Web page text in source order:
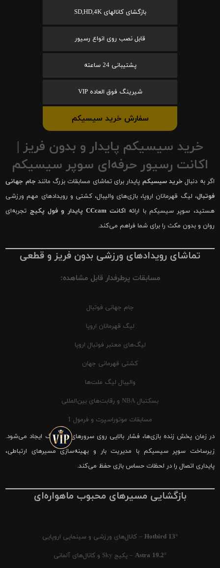
بازگشای کانالهای SD,HD,4K
قابل نصب روی انواع رسیور
پشتیبانی 24 ساعته
شیرینگ فوق العاده VIP
سفارش خرید سیسیکم
خرید سیسیکم پایدار و بدون فریز |
اکانت رسیور حرفه‌ای سوپر سیسیکم
اگر به دنبال خرید سیسیکم پایدار برای تماشای مسابقات بزرگ مانند جام جهانی
فوتبال، لیگ قهرمانان اروپا، بازی‌های والیبال، کشتی و رویدادهای مهم ورزشی
هستید، سوپر سیسیکم با ارائه اکانت CCcam پایدار و فول پکیج
تجربه‌ای
روان و بدون مکث را برای شما فراهم می‌کند.
تماشای رویدادهای ورزشی بدون فریز و قطعی
مسابقات پرطرفدار قابل مشاهده:
جام جهانی فوتبال
لیگ قهرمانان اروپا
لیگ‌های معتبر فوتبال اروپا
کشتی قهرمانی جهان
والیبال لیگ ملت‌ها
بسکتبال NBA و رقابت‌های بین‌المللی
مسابقات موتوراسپرت و فرمول 1
در زمان پخش زنده بازی‌ها، فشار بالایی روی سرورهای شیرینگ ایجاد می‌شود.
زیرساخت سوپر سیسیکم با مدیریت بار و بهینه‌سازی مسیرهای ارتباطی،
پایداری اتصال را در لحظات حساس بازی حفظ می‌کند.
بازگشایی مسیرهای محبوب ماهواره‌ای
Hotbird 13° – کانال‌های ورزشی و سینمایی اروپایی
Astra 19.2° – پکیج Sky و کانال‌های آلمانی